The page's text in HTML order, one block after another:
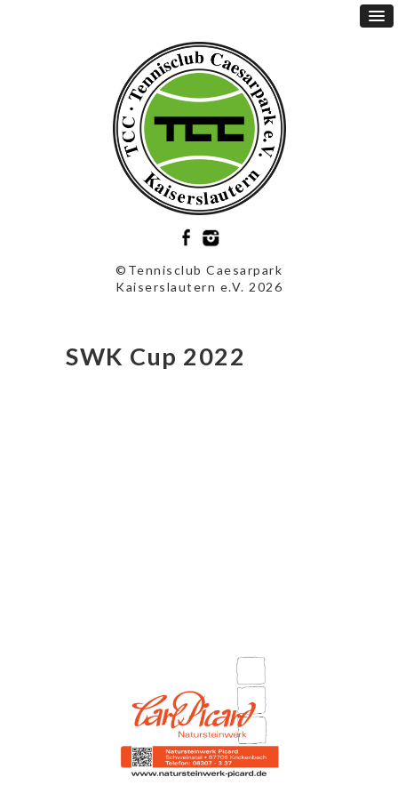
©Tennisclub Caesarpark
Kaiserslautern e.V. 2026
SWK Cup 2022